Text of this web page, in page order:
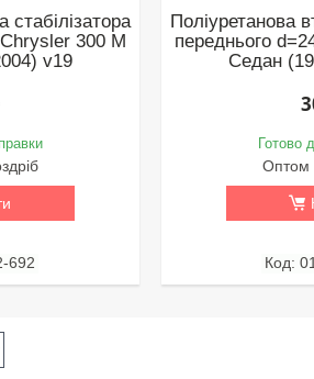
стабілізатора
300 M
v19
692
Поліуретанова
переднього
Седан
Готово
Оптом